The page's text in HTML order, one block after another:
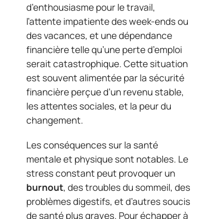
d’enthousiasme pour le travail,
l’attente impatiente des week-ends ou
des vacances, et une dépendance
financière telle qu’une perte d’emploi
serait catastrophique. Cette situation
est souvent alimentée par la sécurité
financière perçue d’un revenu stable,
les attentes sociales, et la peur du
changement.
Les conséquences sur la santé
mentale et physique sont notables. Le
stress constant peut provoquer un
burnout, des troubles du sommeil, des
problèmes digestifs, et d’autres soucis
de santé plus graves. Pour échapper à